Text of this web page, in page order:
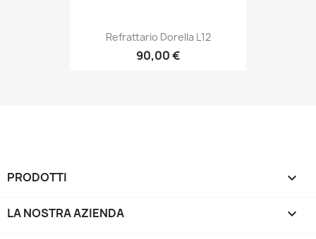
Refrattario Dorella L12
90,00 €
PRODOTTI 
LA NOSTRA AZIENDA 